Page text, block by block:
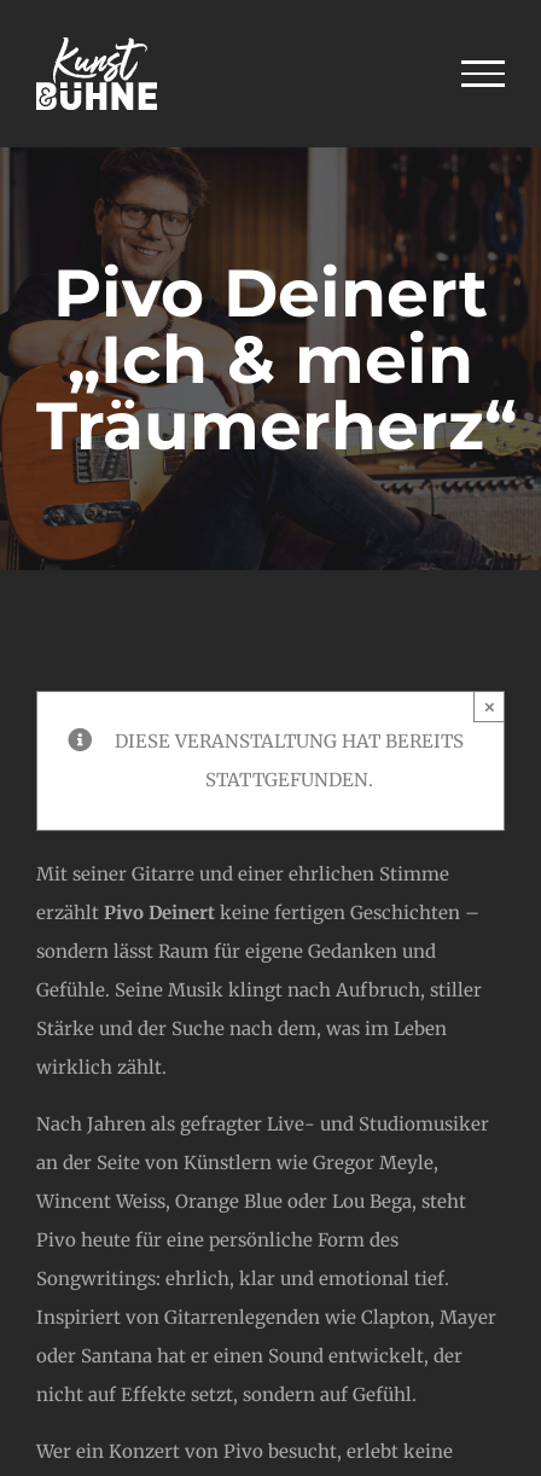
springen
Pivo Deinert
„Ich & mein
Träumerherz“
DIESE VERANSTALTUNG HAT BEREITS
STATTGEFUNDEN.
×
Mit seiner Gitarre und einer ehrlichen Stimme
erzählt Pivo Deinert keine fertigen Geschichten –
sondern lässt Raum für eigene Gedanken und
Gefühle. Seine Musik klingt nach Aufbruch, stiller
Stärke und der Suche nach dem, was im Leben
wirklich zählt.
Nach Jahren als gefragter Live- und Studiomusiker
an der Seite von Künstlern wie Gregor Meyle,
Wincent Weiss, Orange Blue oder Lou Bega, steht
Pivo heute für eine persönliche Form des
Songwritings: ehrlich, klar und emotional tief.
Inspiriert von Gitarrenlegenden wie Clapton, Mayer
oder Santana hat er einen Sound entwickelt, der
nicht auf Effekte setzt, sondern auf Gefühl.
Wer ein Konzert von Pivo besucht, erlebt keine